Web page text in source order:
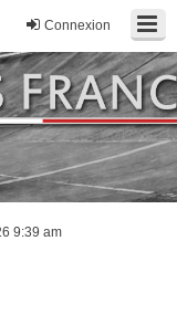
Connexion
9:39 am